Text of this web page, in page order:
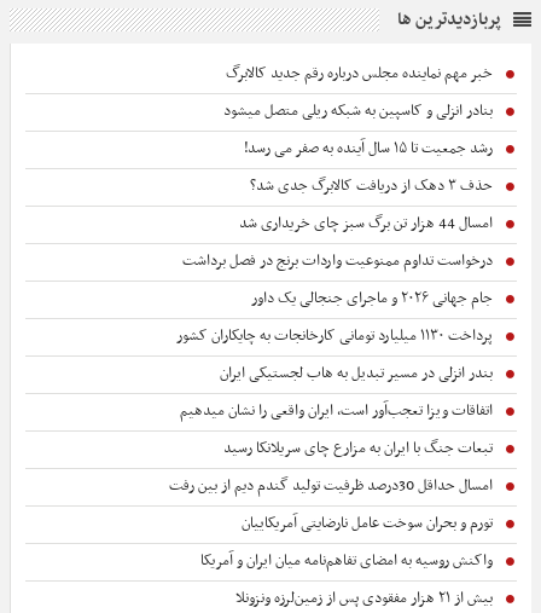
پربازدیدترین ها
خبر مهم نماینده مجلس درباره رقم جدید کالابرگ
بنادر انزلی و کاسپین به شبکه ریلی متصل میشود
رشد جمعیت تا ۱۵ سال آینده به صفر می رسد!
حذف ۳ دهک از دریافت کالابرگ جدی شد؟
امسال 44 هزار تن برگ سبز چای خریداری شد
درخواست تداوم ممنوعیت واردات برنج در فصل برداشت
جام جهانی ۲۰۲۶ و ماجرای جنجالی یک داور
پرداخت ۱۱۳۰ میلیارد تومانی کارخانجات به چایکاران کشور
بندر انزلی در مسیر تبدیل به هاب لجستیکی ایران
اتفاقات ویزا تعجب‌آور است، ایران واقعی را نشان میدهیم
تبعات جنگ با ایران به مزارع چای سریلانکا رسید
امسال حداقل 30درصد ظرفیت تولید گندم دیم از بین رفت
تورم و بحران سوخت عامل نارضایتی آمریکاییان
واکنش روسیه به امضای تفاهم‌نامه میان ایران و آمریکا
بیش از ۲۱ هزار مفقودی پس از زمین‌لرزه ونزونلا